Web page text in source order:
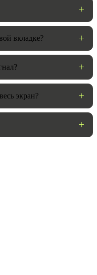
вкладке?
экран?